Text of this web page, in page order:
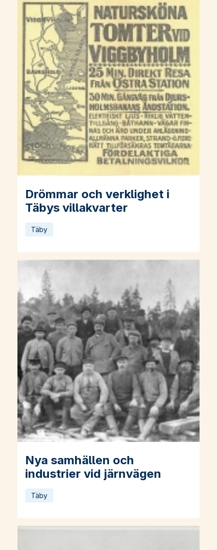
Drömmar och verklighet i
Täbys villakvarter
Läs mer om Drömmar och verklighet i Täbys villakvarter
Täby
Nya samhällen och
industrier vid järnvägen
Läs mer om Nya samhällen och industrier vid järnvägen
Täby